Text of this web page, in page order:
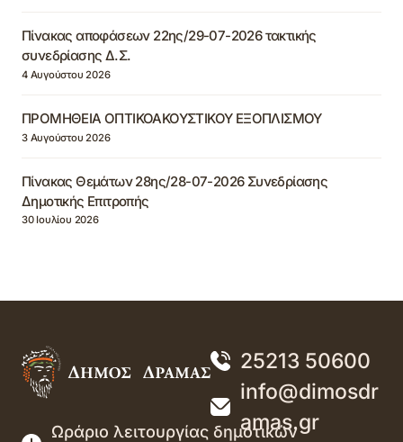
Πίνακας αποφάσεων 22ης/29-07-2026 τακτικής
συνεδρίασης Δ.Σ.
4 Αυγούστου 2026
ΠΡΟΜΗΘΕΙΑ ΟΠΤΙΚΟΑΚΟΥΣΤΙΚΟΥ ΕΞΟΠΛΙΣΜΟΥ
3 Αυγούστου 2026
Πίνακας Θεμάτων 28ης/28-07-2026 Συνεδρίασης
Δημοτικής Επιτροπής
30 Ιουλίου 2026
25213 50600
info@dimosdr
amas.gr
Ωράριο λειτουργίας δημοτικών